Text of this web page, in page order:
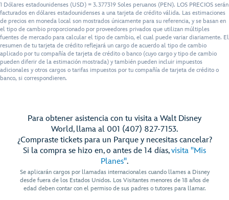
1 Dólares estadounidenses (USD) = 3.377319 Soles peruanos (PEN). LOS PRECIOS serán
facturados en dólares estadounidenses a una tarjeta de crédito válida. Las estimaciones
de precios en moneda local son mostrados únicamente para su referencia, y se basan en
el tipo de cambio proporcionado por proveedores privados que utilizan múltiples
fuentes de mercado para calcular el tipo de cambio, el cual puede variar diariamente. El
resumen de tu tarjeta de crédito reflejará un cargo de acuerdo al tipo de cambio
aplicado por tu compañía de tarjeta de crédito o banco (cuyo cargo y tipo de cambio
pueden diferir de la estimación mostrada) y también pueden incluir impuestos
adicionales y otros cargos o tarifas impuestos por tu compañía de tarjeta de crédito o
banco, si correspondieren.
Para obtener asistencia con tu visita a Walt Disney
World, llama al 001 (407) 827-7153.
¿Compraste tickets para un Parque y necesitas cancelar?
Si la compra se hizo en, o antes de 14 días,visita "Mis
Planes".
Se aplicarán cargos por llamadas internacionales cuando llames a Disney
desde fuera de los Estados Unidos. Los Visitantes menores de 18 años de
edad deben contar con el permiso de sus padres o tutores para llamar.